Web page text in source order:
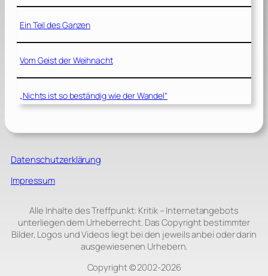
Ein Teil des Ganzen
Vom Geist der Weihnacht
„Nichts ist so beständig wie der Wandel“
Datenschutzerklärung
Impressum
Alle Inhalte des Treffpunkt: Kritik – Internetangebots
unterliegen dem Urheberrecht. Das Copyright bestimmter
Bilder, Logos und Videos liegt bei den jeweils anbei oder darin
ausgewiesenen Urhebern.
Copyright © 2002‑2026